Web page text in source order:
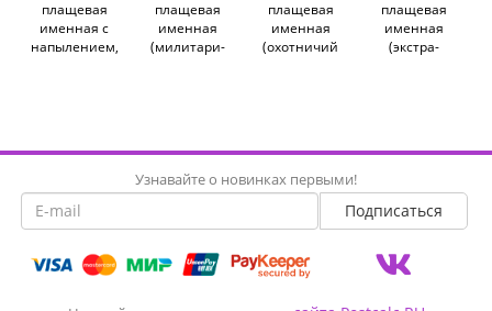
плащевая
именная с
напылением,
плащевая
именная
(милитари-
плащевая
именная
(охотничий
плащевая
именная
(экстра-
Узнавайте о новинках первыми!